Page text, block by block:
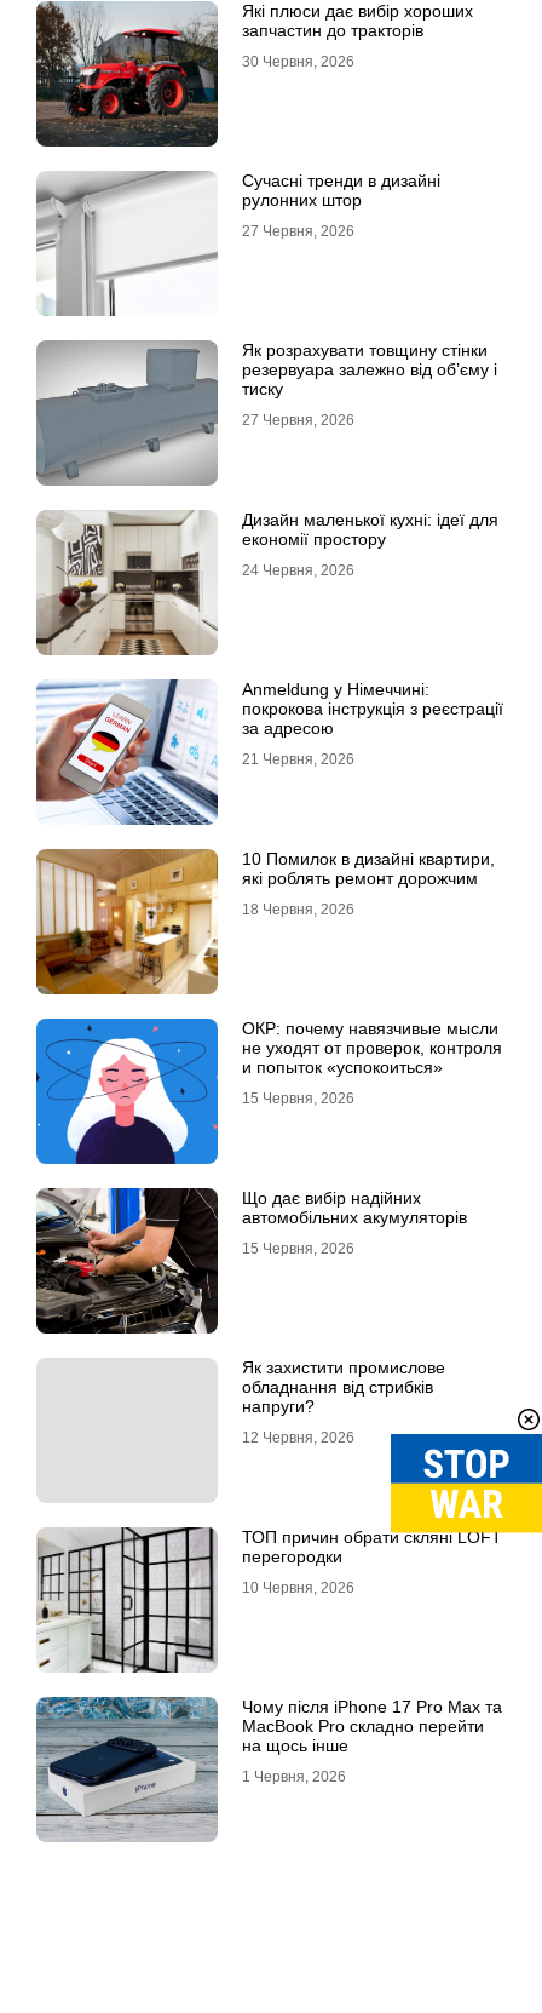
Які плюси дає вибір хороших
запчастин до тракторів
30 Червня, 2026
Сучасні тренди в дизайні
рулонних штор
27 Червня, 2026
Як розрахувати товщину стінки
резервуара залежно від об’єму і
тиску
27 Червня, 2026
Дизайн маленької кухні: ідеї для
економії простору
24 Червня, 2026
Anmeldung у Німеччині:
покрокова інструкція з реєстрації
за адресою
21 Червня, 2026
10 Помилок в дизайні квартири,
які роблять ремонт дорожчим
18 Червня, 2026
ОКР: почему навязчивые мысли
не уходят от проверок, контроля
и попыток «успокоиться»
15 Червня, 2026
Що дає вибір надійних
автомобільних акумуляторів
15 Червня, 2026
Як захистити промислове
обладнання від стрибків
напруги?
12 Червня, 2026
ТОП причин обрати скляні LOFT
перегородки
10 Червня, 2026
Чому після iPhone 17 Pro Max та
MacBook Pro складно перейти
на щось інше
1 Червня, 2026